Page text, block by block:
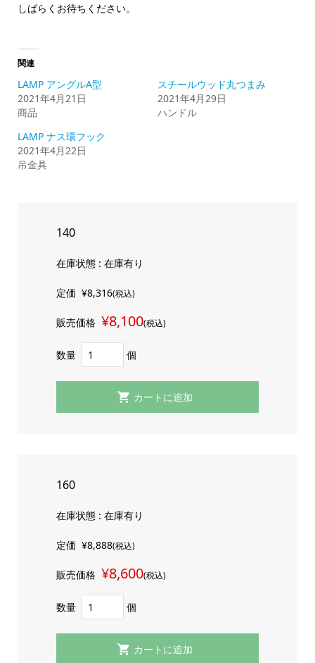
しばらくお待ちください。
関連
LAMP アングルA型
2021年4月21日
商品
スチールウッド丸つまみ
2021年4月29日
ハンドル
LAMP ナス環フック
2021年4月22日
吊金具
140
在庫状態 : 在庫有り
定価 ¥8,316(税込)
販売価格 ¥8,100(税込)
数量 個
160
在庫状態 : 在庫有り
定価 ¥8,888(税込)
販売価格 ¥8,600(税込)
数量 個